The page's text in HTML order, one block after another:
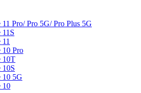
Pro/ Pro 5G/ Pro Plus 5G
10 Pro
10T
10S
10 5G
10